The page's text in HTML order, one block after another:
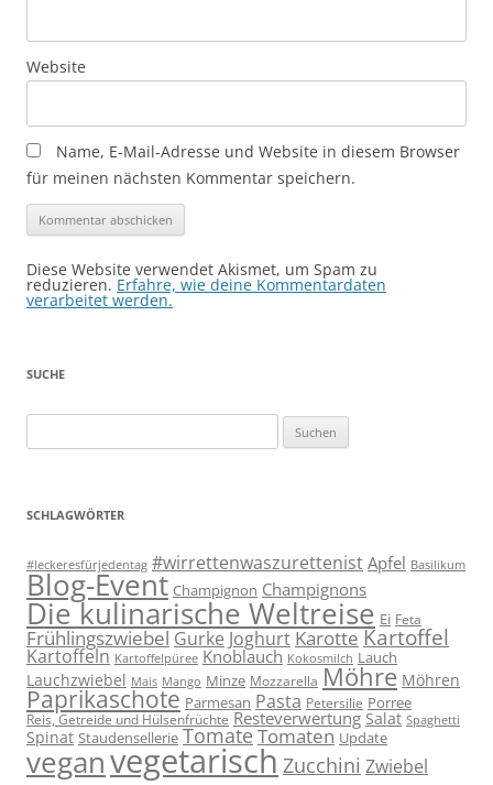
Website
Name, E-Mail-Adresse und Website in diesem Browser
für meinen nächsten Kommentar speichern.
Diese Website verwendet Akismet, um Spam zu
reduzieren. Erfahre, wie deine Kommentardaten
verarbeitet werden.
SUCHE
nach:
SCHLAGWÖRTER
#leckeresfürjedentag #wirrettenwaszurettenist Apfel Basilikum
Blog-Event Champignon Champignons
Die kulinarische Weltreise Ei Feta
Frühlingszwiebel Gurke Joghurt Karotte Kartoffel
Kartoffeln Kartoffelpüree Knoblauch Kokosmilch Lauch
Lauchzwiebel Mais Mango Minze Mozzarella Möhre Möhren
Paprikaschote Parmesan Pasta Petersilie Porree
Reis, Getreide und Hülsenfrüchte Resteverwertung Salat Spaghetti
Spinat Staudensellerie TomateTomaten Update
veganvegetarisch Zucchini Zwiebel